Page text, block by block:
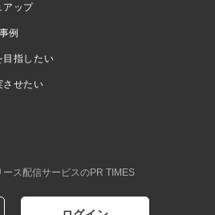
アップ
例
目指したい
させたい
ス配信サービスのPR TIMES